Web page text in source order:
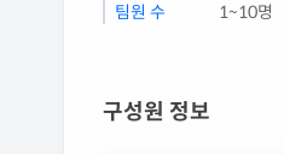
팀원 수
1~10명
구성원 정보